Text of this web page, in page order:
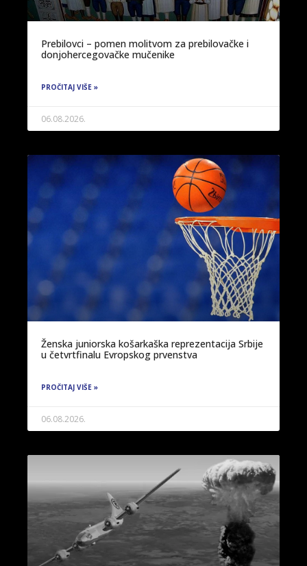
Prebilovci – pomen molitvom za prebilovačke i
donjohercegovačke mučenike
PROČITAJ VIŠE »
06.08.2026.
Ženska juniorska košarkaška reprezentacija Srbije
u četvrtfinalu Evropskog prvenstva
PROČITAJ VIŠE »
06.08.2026.